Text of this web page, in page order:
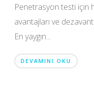
Penetrasyon testi için
avantajları ve
En yaygın...
DEVAMINI OKU